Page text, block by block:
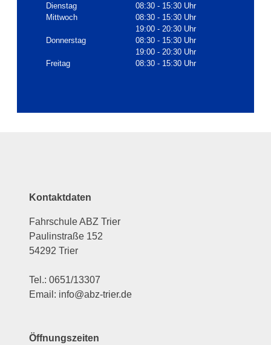
Dienstag
08:30 - 15:30 Uhr
Mittwoch
08:30 - 15:30 Uhr
19:00 - 20:30 Uhr
Donnerstag
08:30 - 15:30 Uhr
19:00 - 20:30 Uhr
Freitag
08:30 - 15:30 Uhr
Kontaktdaten
Fahrschule ABZ Trier
Paulinstraße 152
54292 Trier
Tel.: 0651/13307
Email: info@abz-trier.de
Öffnungszeiten